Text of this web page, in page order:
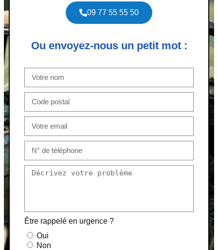
09 77 55 55 50
Ou envoyez-nous un petit mot :
Être rappelé en urgence ?
Oui
Non